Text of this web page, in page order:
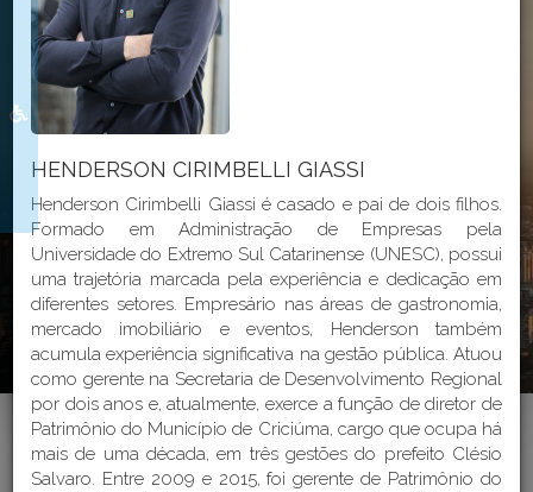
GeoProcessamento
Endereços e Telefones
Perguntas Frequentes - FAQ
HENDERSON CIRIMBELLI GIASSI
Henderson Cirimbelli Giassi é casado e pai de dois filhos.
Formado em Administração de Empresas pela
Universidade do Extremo Sul Catarinense (UNESC), possui
uma trajetória marcada pela experiência e dedicação em
diferentes setores. Empresário nas áreas de gastronomia,
mercado imobiliário e eventos, Henderson também
acumula experiência significativa na gestão pública. Atuou
como gerente na Secretaria de Desenvolvimento Regional
por dois anos e, atualmente, exerce a função de diretor de
Patrimônio do Município de Criciúma, cargo que ocupa há
mais de uma década, em três gestões do prefeito Clésio
Salvaro. Entre 2009 e 2015, foi gerente de Patrimônio do